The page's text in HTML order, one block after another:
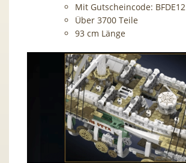
Mit Gutscheincode: BFDE12
Über 3700 Teile
93 cm Länge